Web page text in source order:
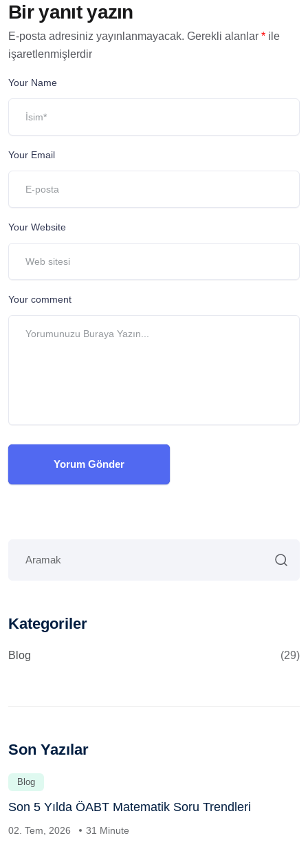
Bir yanıt yazın
E-posta adresiniz yayınlanmayacak. Gerekli alanlar * ile
işaretlenmişlerdir
Your Name
Your Email
Your Website
Your comment
Yorum Gönder
Kategoriler
Blog (29)
Son Yazılar
Blog
Son 5 Yılda ÖABT Matematik Soru Trendleri
02. Tem, 2026 31 Minute